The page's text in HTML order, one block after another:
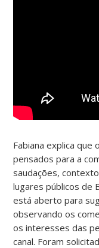
Fabiana explica
pensados para a
saudações,
lugares públicos de
está aberto para
observando os
os interesses das
canal. Foram